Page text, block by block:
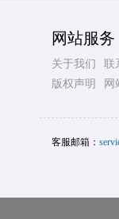
网站服务
关于我们 联
版权声明
网
客服邮箱：